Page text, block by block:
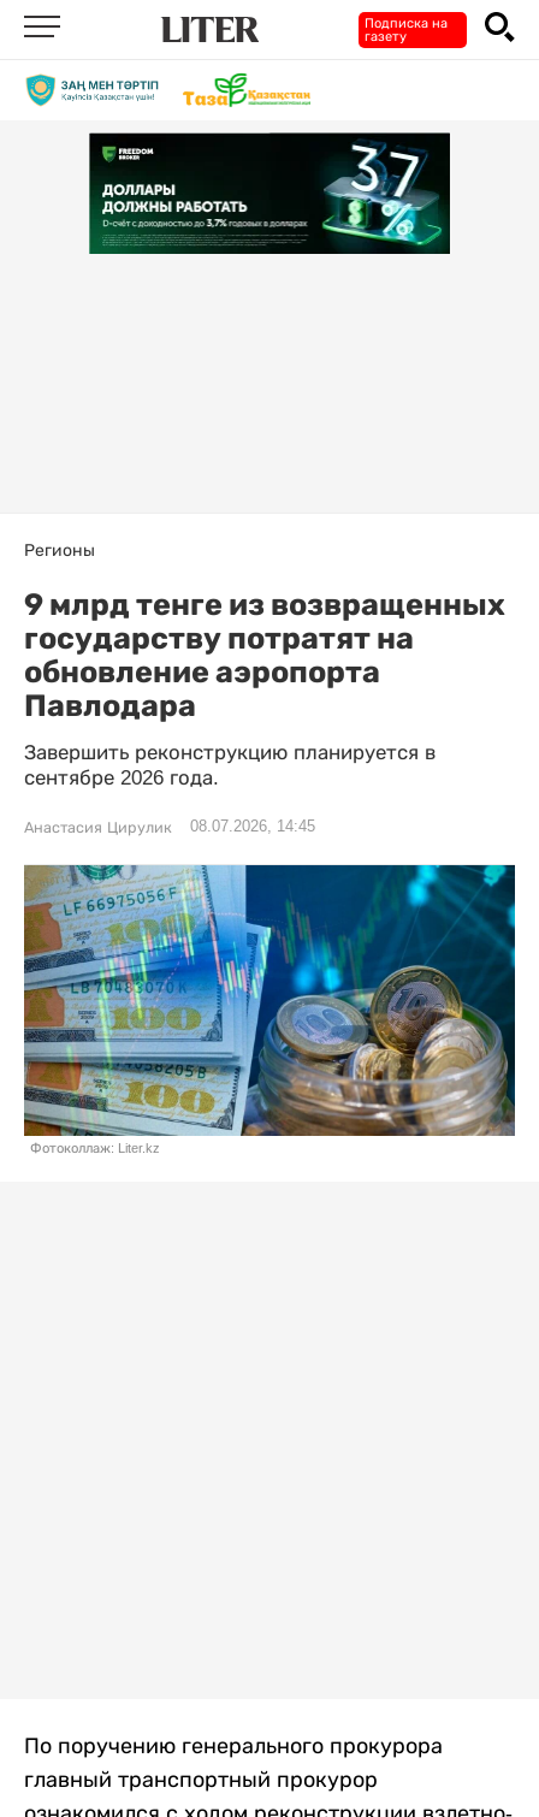
Подписка на
газету
Регионы
9 млрд тенге из возвращенных
государству потратят на
обновление аэропорта
Павлодара
Завершить реконструкцию планируется в
сентябре 2026 года.
Анастасия Цирулик 08.07.2026, 14:45
Фотоколлаж: Liter.kz
По поручению генерального прокурора
главный транспортный прокурор